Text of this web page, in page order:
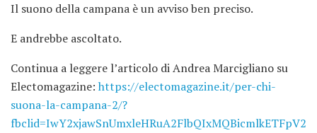
Il suono della campana è un avviso ben preciso.
E andrebbe ascoltato.
Continua a leggere l’articolo di Andrea Marcigliano su
Electomagazine: https://electomagazine.it/per-chi-
suona-la-campana-2/?
fbclid=IwY2xjawSnUmxleHRuA2FlbQIxMQBicmlkETFpV2